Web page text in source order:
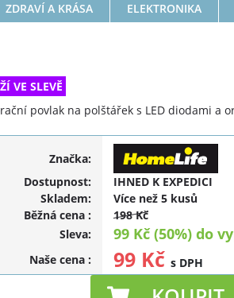
ZDRAVÍ A KRÁSA ELEKTRONIKA
VE SLEVĚ
povlak na polštářek s LED diodami a
Značka:
Dostupnost:
IHNED K EXPEDICI
Skladem:
Více než 5 kusů
Běžná cena:
198 Kč
Sleva: 99 Kč (50%) do
Naše cena: 99 Kčs DPH